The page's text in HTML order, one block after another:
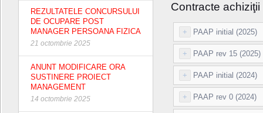
REZULTATELE CONCURSULUI
DE OCUPARE POST
MANAGER PERSOANA FIZICA
21 octombrie 2025
ANUNT MODIFICARE ORA
SUSTINERE PROIECT
MANAGEMENT
14 octombrie 2025
Contracte
+ PAAP initial (2025)
+ PAAP rev 15 (2025)
+ PAAP initial (2024)
+ PAAP rev 0 (2024)